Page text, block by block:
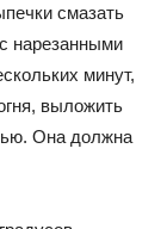
смазать
нарезанными
минут,
выложить
Она должна